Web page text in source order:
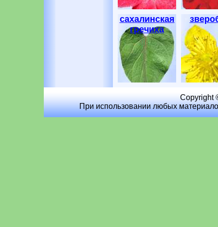
сахалинская
гречиха
Copyright
При использовании любых